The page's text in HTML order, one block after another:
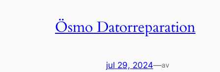
Ösmo Datorreparation
jul 29, 2024—av